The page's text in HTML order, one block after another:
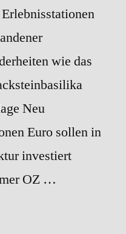
wie das
Neu
Euro sollen in
investiert
OZ …